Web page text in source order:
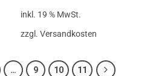
inkl. 19 % MwSt.
zzgl. Versandkosten
… 9 10 11